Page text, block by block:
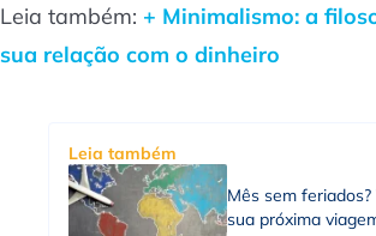
Leia também: + Minimalismo: a
sua relação com o dinheiro
Leia também
Mês sem
sua próxima